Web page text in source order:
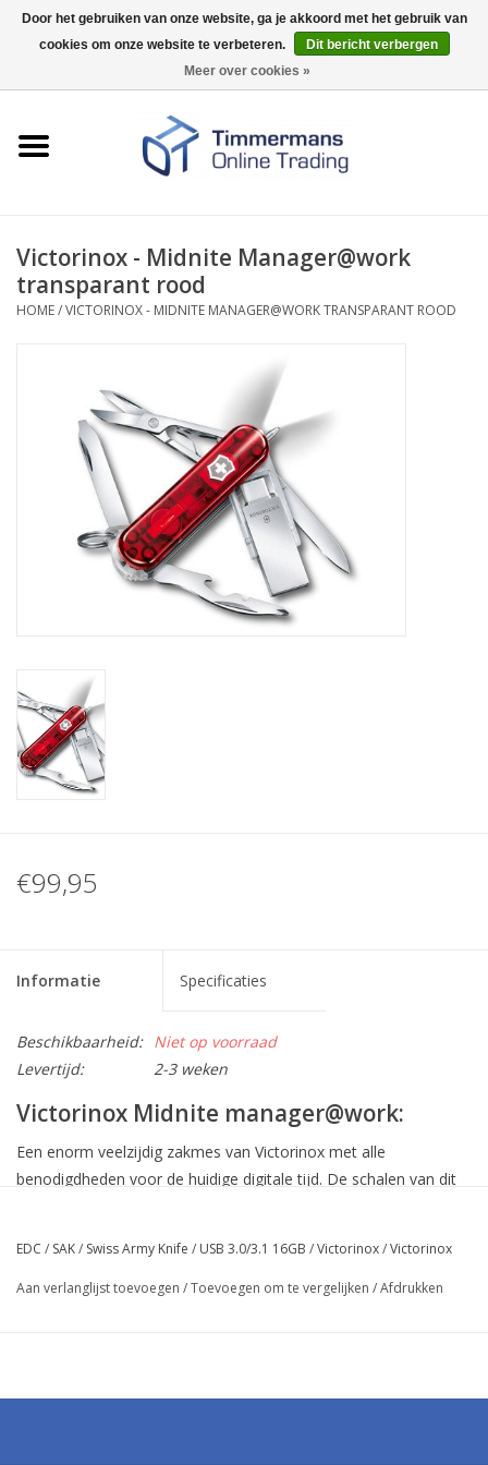
0 Artikelen - €0,00
Merken
Victorinox - Midnite Manager@work
transparant rood
HOME/VICTORINOX - MIDNITE MANAGER@WORK TRANSPARANT ROOD
€99,95
Informatie Specificaties
Beschikbaarheid: Niet op voorraad
Levertijd:
2-3 weken
Victorinox Midnite manager@work:
Een enorm veelzijdig zakmes van Victorinox met alle
benodigdheden voor de huidige digitale tijd. De schalen van dit
10 functies:
schaar
EDC / SAK/ Swiss Army Knife / USB 3.0/3.1 16GB /Victorinox/Victorinox
Aan verlanglijst toevoegen /Toevoegen om te vergelijken /Afdrukken
Door het gebruiken van onze website, ga je akkoord met het gebruik van
cookies om onze website te verbeteren.
Dit bericht verbergen
Meer over cookies »